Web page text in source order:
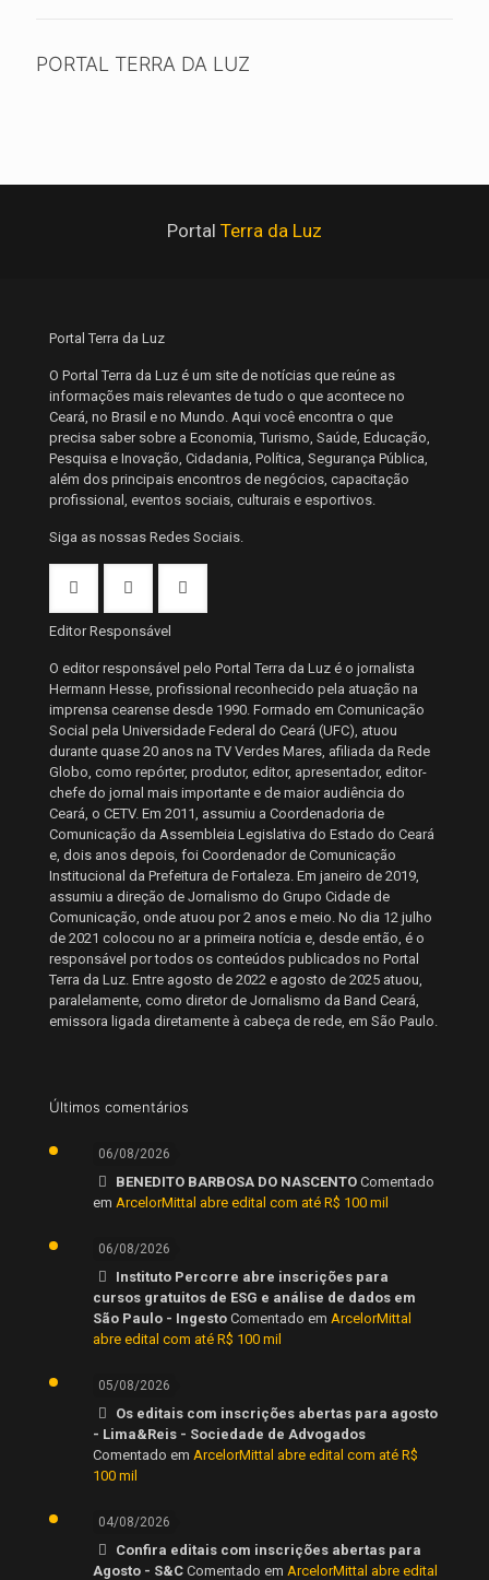
PORTAL TERRA DA LUZ
Portal Terra da Luz
Portal Terra da Luz
O Portal Terra da Luz é um site de notícias que reúne as
informações mais relevantes de tudo o que acontece no
Ceará, no Brasil e no Mundo. Aqui você encontra o que
precisa saber sobre a Economia, Turismo, Saúde, Educação,
Pesquisa e Inovação, Cidadania, Política, Segurança Pública,
além dos principais encontros de negócios, capacitação
profissional, eventos sociais, culturais e esportivos.
Siga as nossas Redes Sociais.
Editor Responsável
O editor responsável pelo Portal Terra da Luz é o jornalista
Hermann Hesse, profissional reconhecido pela atuação na
imprensa cearense desde 1990. Formado em Comunicação
Social pela Universidade Federal do Ceará (UFC), atuou
durante quase 20 anos na TV Verdes Mares, afiliada da Rede
Globo, como repórter, produtor, editor, apresentador, editor-
chefe do jornal mais importante e de maior audiência do
Ceará, o CETV. Em 2011, assumiu a Coordenadoria de
Comunicação da Assembleia Legislativa do Estado do Ceará
e, dois anos depois, foi Coordenador de Comunicação
Institucional da Prefeitura de Fortaleza. Em janeiro de 2019,
assumiu a direção de Jornalismo do Grupo Cidade de
Comunicação, onde atuou por 2 anos e meio. No dia 12 julho
de 2021 colocou no ar a primeira notícia e, desde então, é o
responsável por todos os conteúdos publicados no Portal
Terra da Luz. Entre agosto de 2022 e agosto de 2025 atuou,
paralelamente, como diretor de Jornalismo da Band Ceará,
emissora ligada diretamente à cabeça de rede, em São Paulo.
Últimos comentários
06/08/2026
BENEDITO BARBOSA DO NASCENTO Comentado
em ArcelorMittal abre edital com até R$ 100 mil
06/08/2026
Instituto Percorre abre inscrições para
cursos gratuitos de ESG e análise de dados em
São Paulo - Ingesto Comentado em ArcelorMittal
abre edital com até R$ 100 mil
05/08/2026
Os editais com inscrições abertas para agosto
- Lima&Reis - Sociedade de Advogados
Comentado em ArcelorMittal abre edital com até R$
100 mil
04/08/2026
Confira editais com inscrições abertas para
Agosto - S&C Comentado em ArcelorMittal abre edital